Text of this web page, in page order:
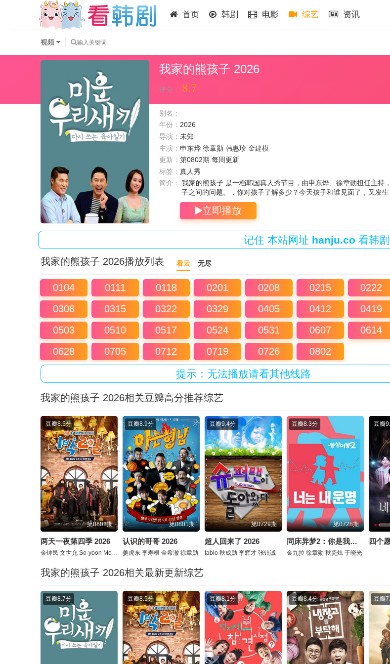
首页 韩剧 电影 综艺 资讯
视频
我家的熊孩子 2026
评分： 8.7
别名：
年份： 2026
导演： 未知
主演： 申东烨 徐章勋 韩惠珍 金建模
更新： 第0802期 每周更新
标签： 真人秀
简介：
我家的熊孩子 是一档韩国真人秀节目，由申东烨、徐章勋担任主
子之间的问题。，你对孩子了解多少？今天孩子和谁见面了，又发生
立即播放
记住 本站网址 hanju.co 看韩
我家的熊孩子 2026播放列表 看云 无尽
0104 0111 0118 0201 0208 0215 0222
0308
0315 0322 0329 0405 0412 0419
0503
0510 0517 0524 0531 0607 0614
0628
0705 0712 0719 0726 0802
提示：无法播放请看其他线路
我家的熊孩子 2026相关豆瓣高分推荐综艺
豆瓣8.5分
第0802期
两天一夜第四季 2026
金钟民 文世允 Se-yoon Moon
豆瓣8.9分
第0801期
认识的哥哥 2026
姜虎东 李寿根 金希澈 徐章勋
豆瓣9.4分
第0729期
超人回来了 2026
tablo 秋成勋 李辉才 张铉诚
豆瓣8.3分
第0728期
同床异梦2：你是我的命运 2026
金九拉 徐章勋 秋瓷炫 于晓光
豆瓣
四个
我家的熊孩子 2026相关最新更新综艺
豆瓣8.7分 豆瓣8.5分 豆瓣8.1分 豆瓣8.4分 豆瓣